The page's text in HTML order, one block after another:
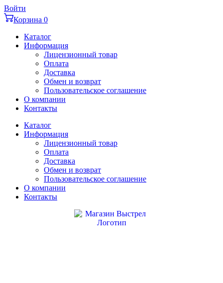
Перейти
к
содержимому
Войти
Корзина 0
Каталог
Информация
Лицензионный товар
Оплата
Доставка
Обмен и возврат
Пользовательское соглашение
О компании
Контакты
Каталог
Информация
Лицензионный товар
Оплата
Доставка
Обмен и возврат
Пользовательское соглашение
О компании
Контакты